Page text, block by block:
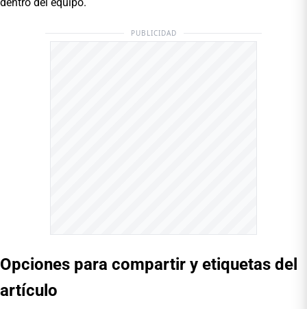
dentro del equipo.
PUBLICIDAD
Opciones para compartir y etiquetas del
artículo